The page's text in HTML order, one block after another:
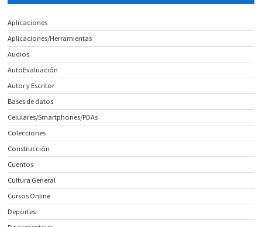
Aplicaciones
Aplicaciones/Herramientas
Audios
AutoEvaluación
Autor y Escritor
Bases de datos
Celulares/Smartphones/PDAs
Colecciones
Construcción
Cuentos
Cultura General
Cursos Online
Deportes